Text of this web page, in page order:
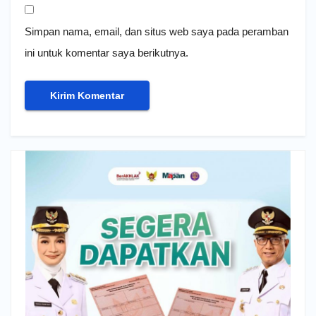
Simpan nama, email, dan situs web saya pada peramban
ini untuk komentar saya berikutnya.